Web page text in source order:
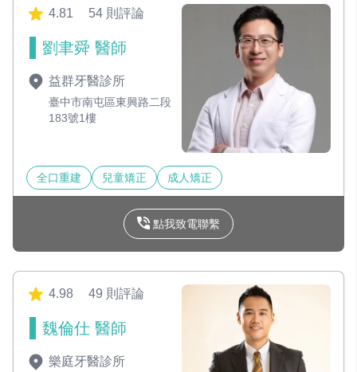
4.81 54 則評論
劉聿舜 醫師
益群牙醫診所
臺中市南屯區東興路二段
183號1樓
全口重建 兒童矯正 成人矯正
點我致電聯繫
4.98 49 則評論
魏倫仕 醫師
樂庭牙醫診所